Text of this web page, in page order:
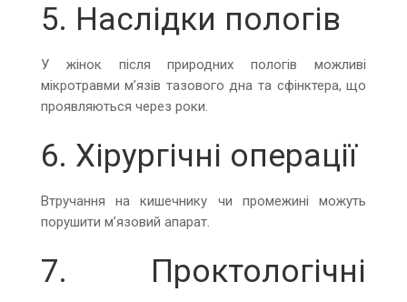
5. Наслідки пологів
У жінок після природних пологів можливі
мікротравми м’язів тазового дна та сфінктера, що
проявляються через роки.
6. Хірургічні операції
Втручання на кишечнику чи промежині можуть
порушити м’язовий апарат.
7. Проктологічні